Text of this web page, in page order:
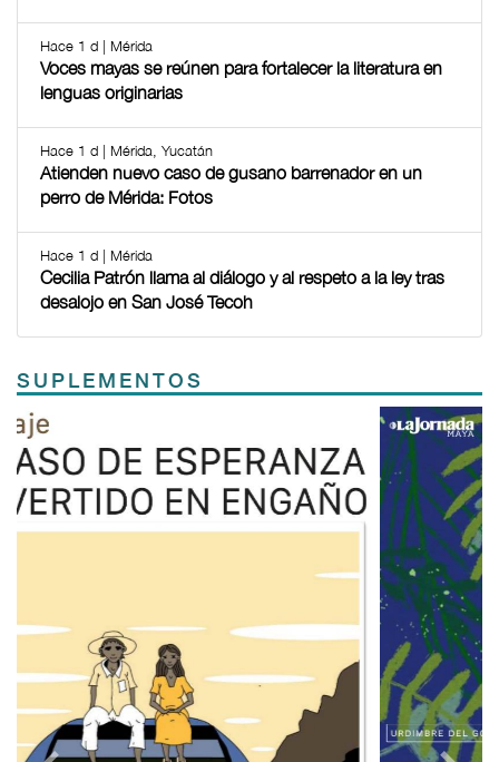
Hace 1 d | Mérida
Voces mayas se reúnen para fortalecer la literatura en
lenguas originarias
Hace 1 d | Mérida, Yucatán
Atienden nuevo caso de gusano barrenador en un
perro de Mérida: Fotos
Hace 1 d | Mérida
Cecilia Patrón llama al diálogo y al respeto a la ley tras
desalojo en San José Tecoh
SUPLEMENTOS